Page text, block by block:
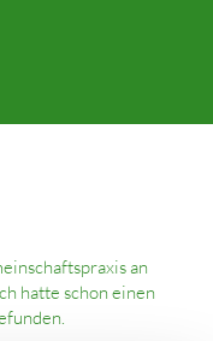
an
hatte schon einen